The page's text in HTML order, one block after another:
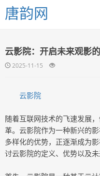
唐韵网
云影院：开启未来观影
2025-11-15
云影院
随着互联网技术的飞速发展
革。云影院作为一种新兴的
多样化的优势，正逐渐成为
讨云影院的定义、优势以及未